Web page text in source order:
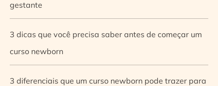
gestante
3 dicas que você precisa saber antes de começar um
curso newborn
3 diferenciais que um curso newborn pode trazer para